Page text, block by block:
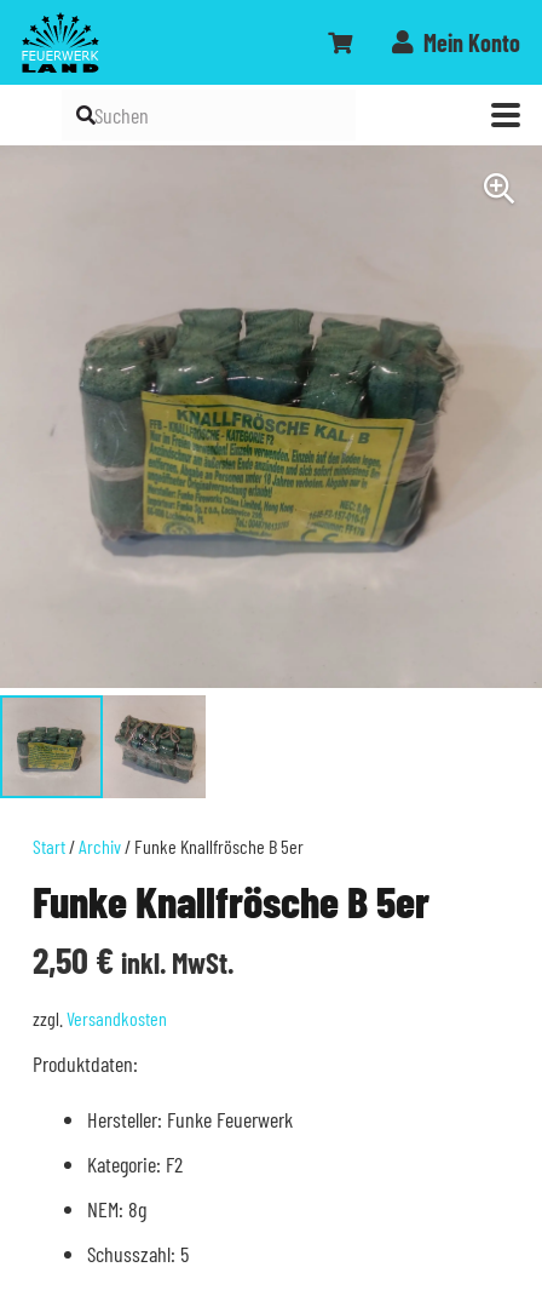
Mein Konto
Start /Archiv / Funke Knallfrösche B 5er
Funke Knallfrösche B 5er
2,50 € inkl. MwSt.
zzgl. Versandkosten
Produktdaten:
Hersteller: Funke Feuerwerk
Kategorie: F2
NEM: 8g
Schusszahl: 5